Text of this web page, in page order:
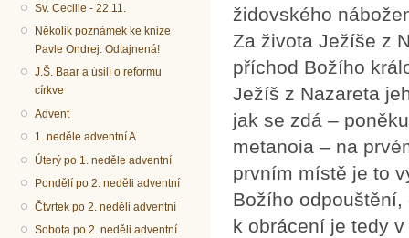
Sv. Cecilie - 22.11.
Několik poznámek ke knize
Pavle Ondrej: Odtajnená!
J.Š. Baar a úsilí o reformu
církve
Advent
1. neděle adventní A
Úterý po 1. neděle adventní
Pondělí po 2. neděli adventní
Čtvrtek po 2. neděli adventní
Sobota po 2. neděli adventní
židovského
Za života Ježíše z
příchod Božího
Ježíš z Nazareta
jak se zdá –
metanoia – na
prvním místě je to
Božího
k obrácení je tedy